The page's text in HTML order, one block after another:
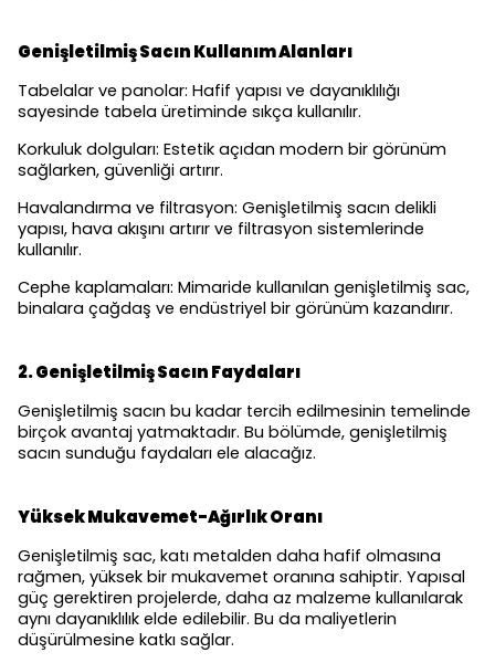
Genişletilmiş Sacın Kullanım Alanları
Tabelalar ve panolar: Hafif yapısı ve dayanıklılığı
sayesinde tabela üretiminde sıkça kullanılır.
Korkuluk dolguları: Estetik açıdan modern bir görünüm
sağlarken, güvenliği artırır.
Havalandırma ve filtrasyon: Genişletilmiş sacın delikli
yapısı, hava akışını artırır ve filtrasyon sistemlerinde
kullanılır.
Cephe kaplamaları: Mimaride kullanılan genişletilmiş sac,
binalara çağdaş ve endüstriyel bir görünüm kazandırır.
2. Genişletilmiş Sacın Faydaları
Genişletilmiş sacın bu kadar tercih edilmesinin temelinde
birçok avantaj yatmaktadır. Bu bölümde, genişletilmiş
sacın sunduğu faydaları ele alacağız.
Yüksek Mukavemet-Ağırlık Oranı
Genişletilmiş sac, katı metalden daha hafif olmasına
rağmen, yüksek bir mukavemet oranına sahiptir. Yapısal
güç gerektiren projelerde, daha az malzeme kullanılarak
aynı dayanıklılık elde edilebilir. Bu da maliyetlerin
düşürülmesine katkı sağlar.